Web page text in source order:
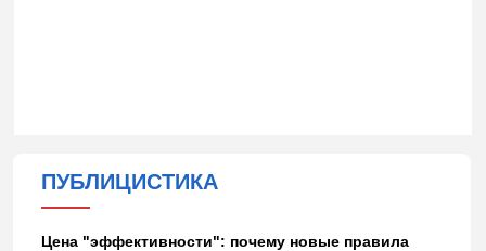
ПУБЛИЦИСТИКА
Цена "эффективности": почему новые правила